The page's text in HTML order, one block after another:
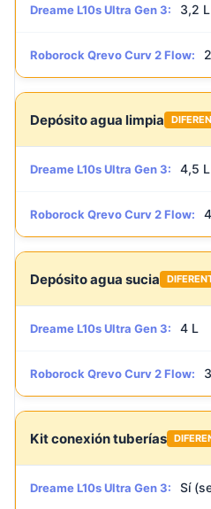
Dreame L10s Ultra Gen 3: 3,2 L
Roborock Qrevo Curv 2 Flow:
Depósito agua limpia
Dreame L10s Ultra Gen 3: 4,5 L
Roborock Qrevo Curv 2 Flow:
Depósito agua sucia
Dreame L10s Ultra Gen 3: 4 L
Roborock Qrevo Curv 2 Flow:
Kit conexión tuberías
Dreame L10s Ultra Gen 3: Sí